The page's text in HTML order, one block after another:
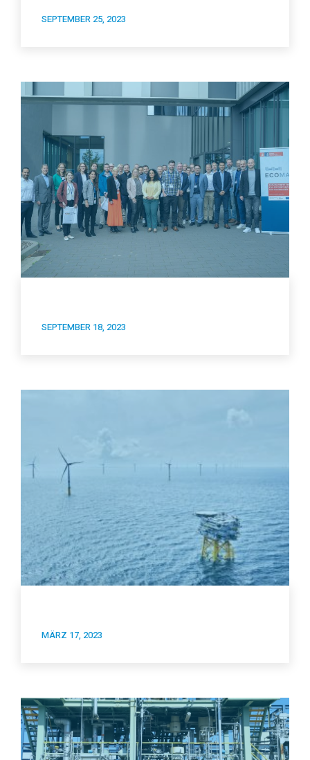
SEPTEMBER 25, 2023
SEPTEMBER 18, 2023
MÄRZ 17, 2023